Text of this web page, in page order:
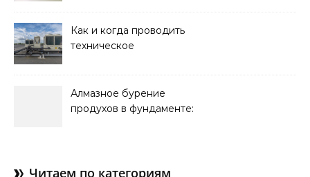
Как и когда проводить
техническое
Алмазное бурение
продухов в фундаменте:
Читаем по категориям